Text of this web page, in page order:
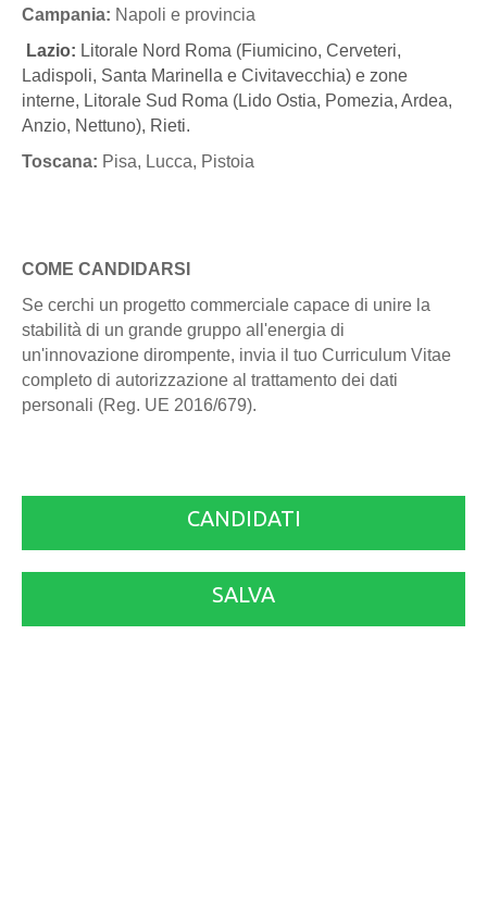
Campania: Napoli e provincia
Lazio: Litorale Nord Roma (Fiumicino, Cerveteri,
Ladispoli, Santa Marinella e Civitavecchia) e zone
interne, Litorale Sud Roma (Lido Ostia, Pomezia, Ardea,
Anzio, Nettuno), Rieti.
Toscana: Pisa, Lucca, Pistoia
COME CANDIDARSI
Se cerchi un progetto commerciale capace di unire la
stabilità di un grande gruppo all'energia di
un'innovazione dirompente, invia il tuo Curriculum Vitae
completo di autorizzazione al trattamento dei dati
personali (Reg. UE 2016/679).
CANDIDATI
SALVA